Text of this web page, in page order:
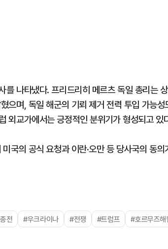
를 나타냈다. 프리드리히 메르츠 독일 총리는
으며, 독일 해군의 기뢰 제거 전력 투입 가능
외교가에서는 긍정적인 분위기가 형성되고 있
국의 공식 요청과 이란·오만 등 당사국의 동
전 #우크라이나 #전쟁 #트럼프 #호르무즈해